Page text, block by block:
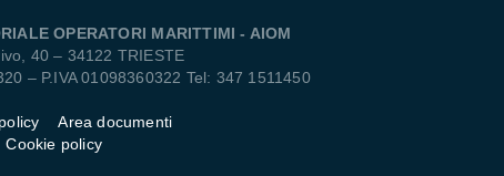
OPERATORI MARITTIMI - AIOM
40 – 34122 TRIESTE
– P.IVA 01098360322 Tel: 347 1511450
Area documenti
Cookie policy